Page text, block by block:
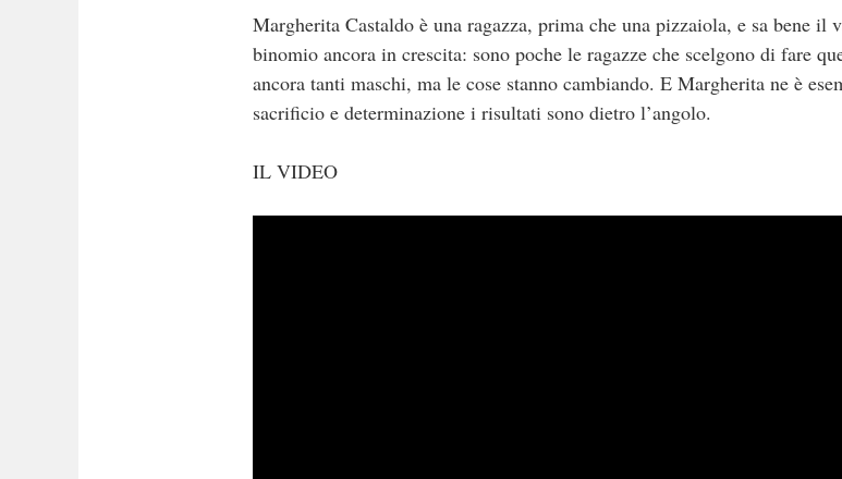
Margherita Castaldo è una ragazza, prima che una pizzaiola, e sa bene
binomio ancora in crescita: sono poche le ragazze che scelgono di fare
ancora tanti maschi, ma le cose stanno cambiando. E Margherita ne è
sacrificio e determinazione i risultati sono dietro l’angolo.
IL VIDEO